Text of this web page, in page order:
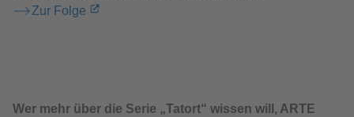
Zur Folge
Wer mehr über die Serie „Tatort“ wissen will, ARTE